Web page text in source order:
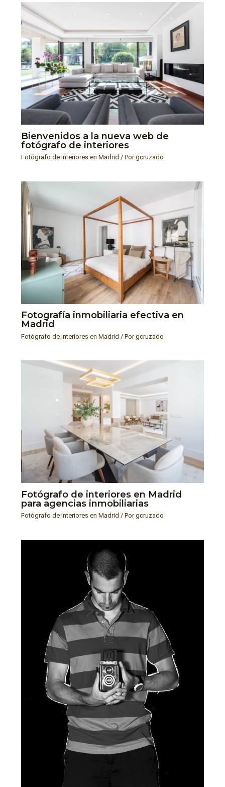
Bienvenidos a la nueva web de
fotógrafo de interiores
Fotógrafo de interiores en Madrid / Por gcruzado
Fotografía inmobiliaria efectiva en
Madrid
Fotógrafo de interiores en Madrid / Por gcruzado
Fotógrafo de interiores en Madrid
para agencias inmobiliarias
Fotógrafo de interiores en Madrid / Por gcruzado